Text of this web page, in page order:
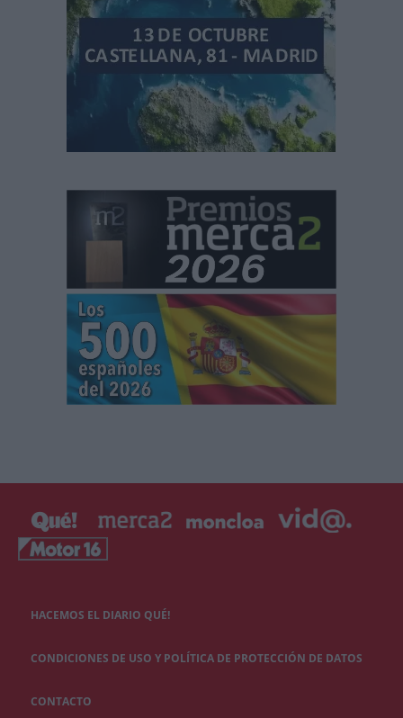
HACEMOS EL DIARIO QUÉ!
CONDICIONES DE USO Y POLÍTICA DE PROTECCIÓN DE DATOS
CONTACTO